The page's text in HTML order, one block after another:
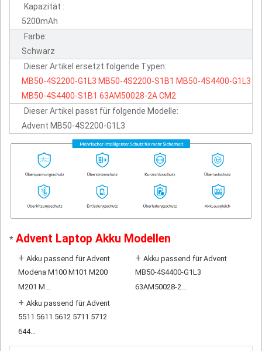
Kapazität :
5200mAh
Farbe:
Schwarz
Dieser Artikel ersetzt folgende Typen:
MB50-4S2200-G1L3 MB50-4S2200-S1B1 MB50-4S4400-G1L3
MB50-4S4400-S1B1 63AM50028-2ACM2
Dieser Artikel passt für folgende Modelle:
Advent MB50-4S2200-G1L3
* Advent Laptop Akku Modellen
+ Akku passend für Advent
Modena M100 M101 M200
M201 M...
+ Akku passend für Advent
MB50-4S4400-G1L3
63AM50028-2...
+ Akku passend für Advent
5511 5611 5612 5711 5712
644...